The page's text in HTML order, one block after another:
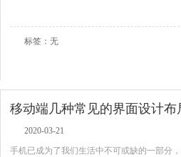
标签：无
移动端几种常见的界面设计布
2020-03-21
手机已成为了我们生活中不可或缺的一部分